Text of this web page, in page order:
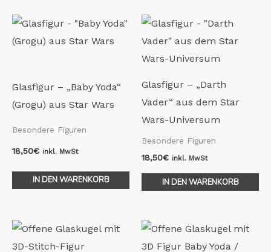
Glasfigur – „Baby Yoda“
(Grogu) aus Star Wars
Besondere Figuren
18,50€ inkl. MwSt
IN DEN WARENKORB
Glasfigur – „Darth
Vader“ aus dem Star
Wars-Universum
Besondere Figuren
18,50€ inkl. MwSt
IN DEN WARENKORB